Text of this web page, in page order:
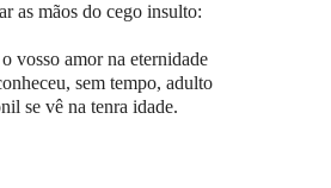
as mãos do cego insulto:
vosso amor na eternidade
sem tempo, adulto
se vê na tenra idade.